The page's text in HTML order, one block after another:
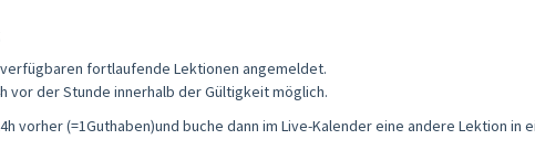
fortlaufende Lektionen angemeldet.
vor der Stunde innerhalb der Gültigkeit möglich.
vorher (=1Guthaben)und buche dann im Live-Kalender eine andere Lektion